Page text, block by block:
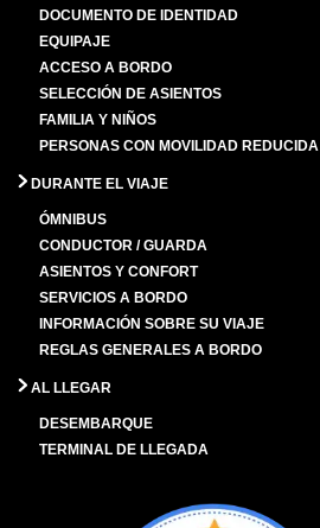
DOCUMENTO DE IDENTIDAD
EQUIPAJE
ACCESO A BORDO
SELECCIÓN DE ASIENTOS
FAMILIA Y NIÑOS
PERSONAS CON MOVILIDAD REDUCIDA
DURANTE EL VIAJE
ÓMNIBUS
CONDUCTOR / GUARDA
ASIENTOS Y CONFORT
SERVICIOS A BORDO
INFORMACIÓN SOBRE SU VIAJE
REGLAS GENERALES A BORDO
AL LLEGAR
DESEMBARQUE
TERMINAL DE LLEGADA